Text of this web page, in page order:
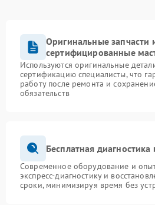
Оригинальные запчасти
сертифицированные
Используются оригинальные
сертификацию специалисты, что
работу после ремонта и
обязательств
Бесплатная
Современное оборудование и
экспресс-диагностику и
сроки, минимизируя время без